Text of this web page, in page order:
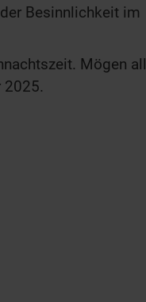
Besinnlichkeit im
Mögen all
2025.